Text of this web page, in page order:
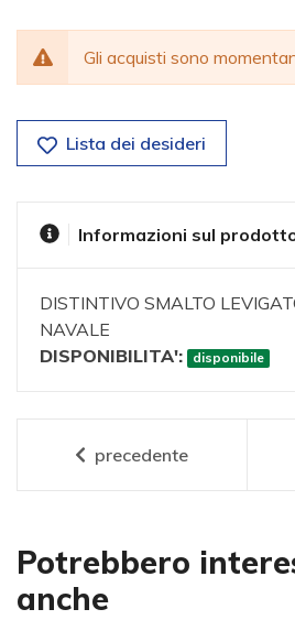
Gli acquisti sono
Lista dei desideri
Informazioni sul
DISTINTIVO SMALTO
NAVALE
DISPONIBILITA':
disponibile
precedente
Potrebbero
anche